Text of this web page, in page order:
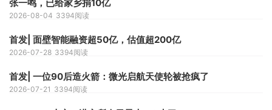
张一鸣，已给家乡捐10亿
2026-08-04 3394阅读
首发| 面壁智能融资超50亿，估值超200亿
2026-07-28 3394阅读
首发| 一位90后造火箭：微光启航天使轮被抢疯了
2026-07-21 3394阅读